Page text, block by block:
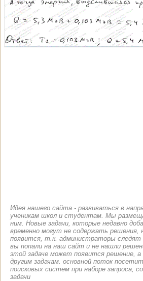
Идея нашего сайта - развиваться в
ученикам школ и студентам. Мы
ним. Новые задачи, которые недавно
временно могут не содержать решения,
появится, т.к. администраторы следят
вы попали на наш сайт и не нашли
этой задаче может появится решение,
другим задачам. основной поток
поисковых систем при наборе запроса,
задачи